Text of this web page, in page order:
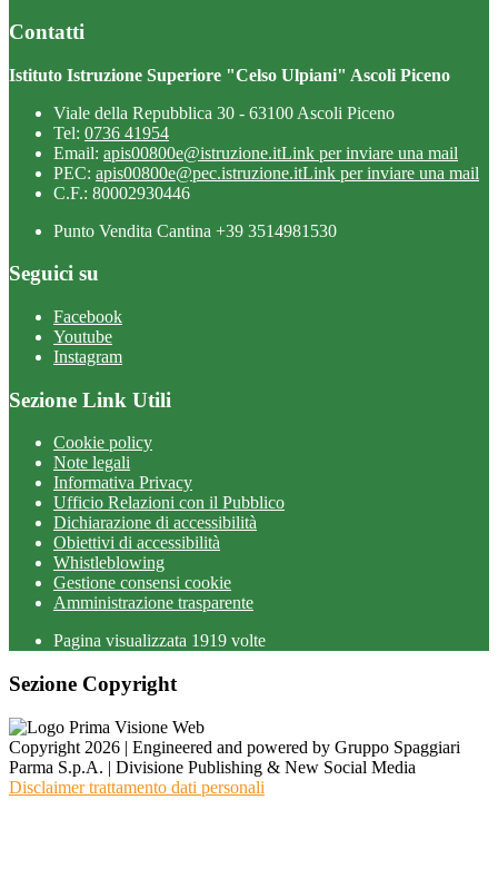
Contatti
Istituto Istruzione Superiore "Celso Ulpiani" Ascoli Piceno
Viale della Repubblica 30 - 63100 Ascoli Piceno
Tel: 0736 41954
Email: apis00800e@istruzione.itLink per inviare una mail
PEC: apis00800e@pec.istruzione.itLink per inviare una mail
C.F.: 80002930446
Punto Vendita Cantina +39 3514981530
Seguici su
Facebook
Youtube
Instagram
Sezione Link Utili
Cookie policy
Note legali
Informativa Privacy
Ufficio Relazioni con il Pubblico
Dichiarazione di accessibilità
Obiettivi di accessibilità
Whistleblowing
Gestione consensi cookie
Amministrazione trasparente
Pagina visualizzata 1919 volte
Sezione Copyright
Copyright 2026 | Engineered and powered by Gruppo Spaggiari
Parma S.p.A. | Divisione Publishing & New Social Media
Disclaimer trattamento dati personali